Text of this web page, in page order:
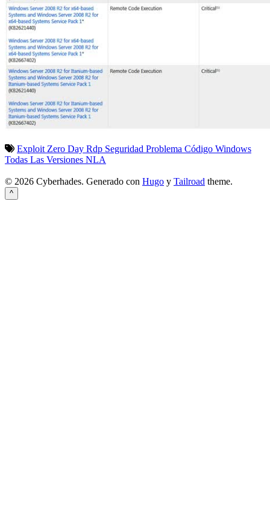
Exploit Zero Day Rdp Seguridad Problema Código Windows
Todas Las Versiones NLA
© 2026 Cyberhades. Generado con Hugo y Tailroad theme.
^